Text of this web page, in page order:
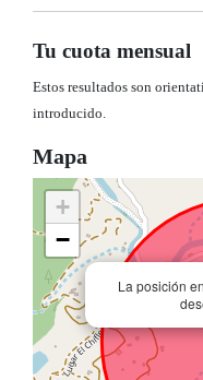
Tu cuota mensual
Estos resultados son
introducido.
Mapa
La posición
+
−